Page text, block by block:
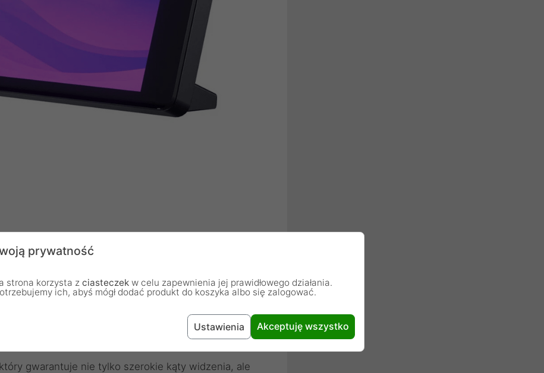
Matrycą IPS
i entuzjastach najwyższej jakości obrazu.
designem sprawia, że jest to idealny wybór
rozrywki.
Kolory
gwarantuje nie tylko szerokie kąty widzenia, ale
prywatność
strona korzysta z ciasteczek w celu zapewnienia jej prawidłowego działania.
ich, abyś mógł dodać produkt do koszyka albo się zalogować.
Ustawienia Akceptuję wszystko